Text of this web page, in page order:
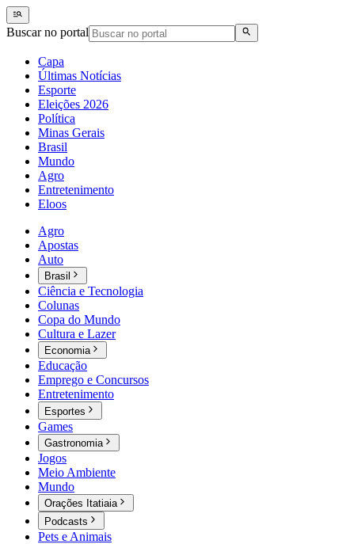
Buscar no portal
Capa
Últimas Notícias
Esporte
Eleições 2026
Política
Minas Gerais
Brasil
Mundo
Agro
Entretenimento
Eloos
Agro
Apostas
Auto
Brasil
Ciência e Tecnologia
Colunas
Copa do Mundo
Cultura e Lazer
Economia
Educação
Emprego e Concursos
Entretenimento
Esportes
Games
Gastronomia
Jogos
Meio Ambiente
Mundo
Orações Itatiaia
Podcasts
Pets e Animais